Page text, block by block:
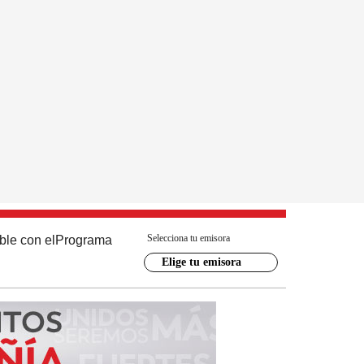
con el Programa Selecciona tu emisora
Elige tu emisora